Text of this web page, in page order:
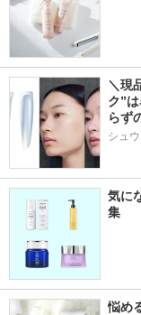
＼現
ク”
らず
シュ
気に
集
悩め